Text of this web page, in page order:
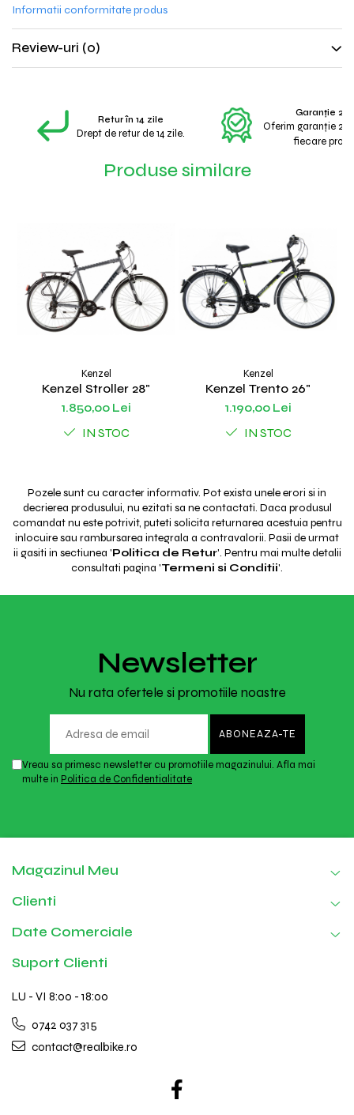
Informatii conformitate produs
Review-uri (0)
Retur în 14 zile
Drept de retur de 14 zile.
Garanție 2
Oferim garanție 2
fiecare
Produse similare
Kenzel
Kenzel Stroller 28"
1.850,00 Lei
IN STOC
Kenzel
Kenzel Trento 26"
1.190,00 Lei
IN STOC
Pozele sunt cu caracter informativ. Pot exista unele erori si in
decrierea produsului, nu ezitati sa ne contactati. Daca produsul
comandat nu este potrivit, puteti solicita returnarea acestuia pentru
inlocuire sau rambursarea integrala a contravalorii. Pasii de urmat
ii gasiti in sectiunea 'Politica de Retur'. Pentru mai multe detalii
consultati pagina 'Termeni si Conditii'.
Newsletter
Nu rata ofertele si promotiile noastre
Vreau sa primesc newsletter cu promotiile magazinului. Afla mai
multe in Politica de Confidentialitate
Magazinul Meu
Clienti
Date Comerciale
Suport Clienti
LU - VI 8:00 - 18:00
0742 037 315
contact@realbike.ro